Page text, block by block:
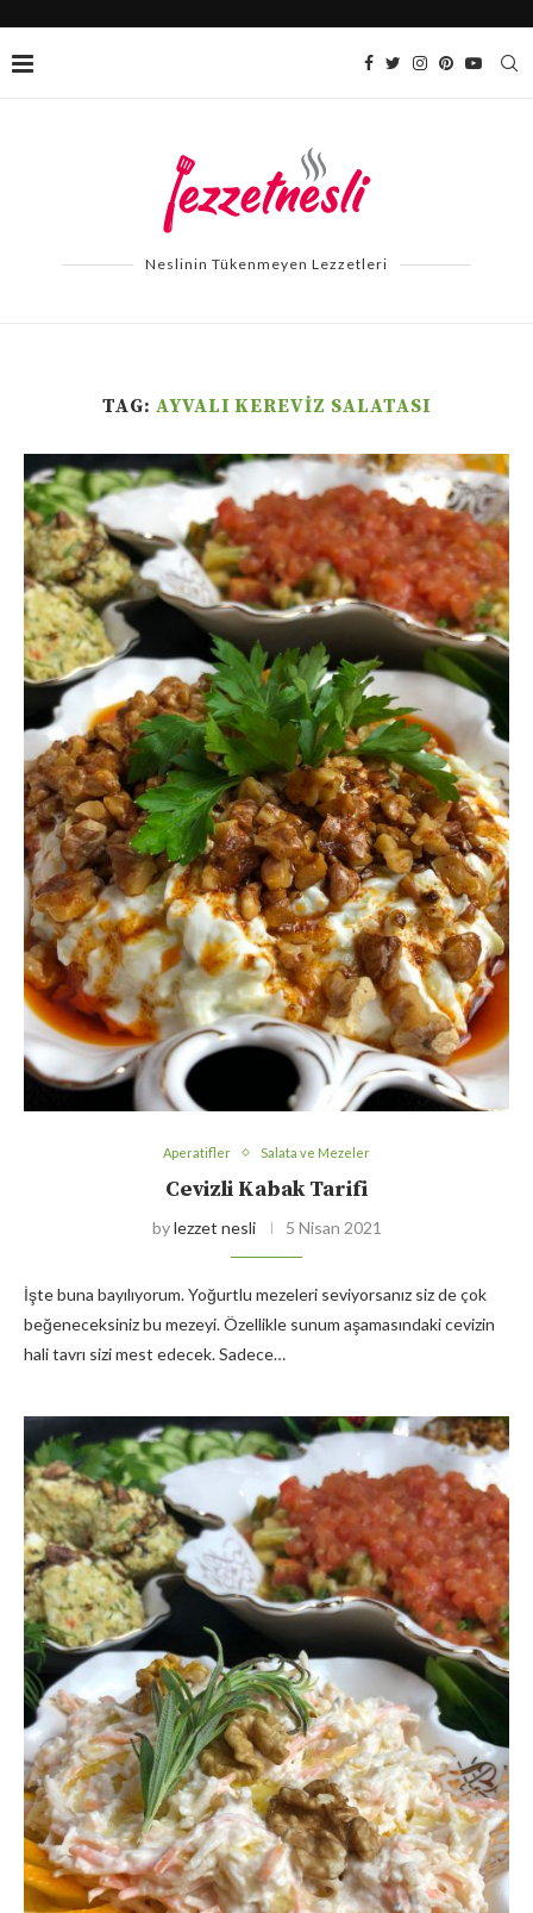
Neslinin Tükenmeyen Lezzetleri
TAG: AYVALI KEREVIZ SALATASI
Aperatifler Salata ve Mezeler
Cevizli Kabak Tarifi
bylezzet nesli 5 Nisan 2021
İşte buna bayılıyorum. Yoğurtlu mezeleri seviyorsanız siz de çok
beğeneceksiniz bu mezeyi. Özellikle sunum aşamasındaki cevizin
hali tavrı sizi mest edecek. Sadece…